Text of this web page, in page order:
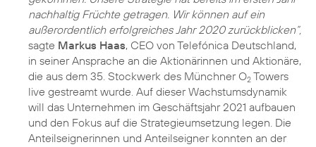
nachhaltig Früchte getragen. Wir können auf ein
außerordentlich erfolgreiches Jahr 2020 zurückblicken“,
sagte Markus Haas, CEO von Telefónica Deutschland,
in seiner Ansprache an die Aktionärinnen und Aktionäre,
die aus dem 35. Stockwerk des Münchner O2 Towers
live gestreamt wurde. Auf dieser Wachstumsdynamik
will das Unternehmen im Geschäftsjahr 2021 aufbauen
und den Fokus auf die Strategieumsetzung legen. Die
Anteilseignerinnen und Anteilseigner konnten an der